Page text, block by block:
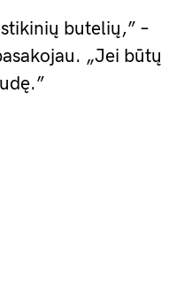
butelių,” –
„Jei būtų